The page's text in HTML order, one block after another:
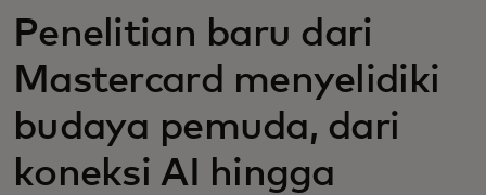
Penelitian baru dari
Mastercard menyelidiki
budaya pemuda, dari
koneksi AI hingga